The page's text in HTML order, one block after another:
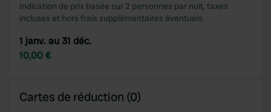
Indication de prix basée sur 2 personnes par nuit, taxes
incluses et hors frais supplémentaires éventuels.
1 janv. au 31 déc.
10,00 €
Cartes de réduction (0)